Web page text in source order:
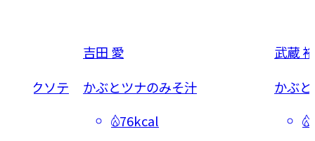
リックソテ
吉田 愛
かぶとツナのみそ汁
76kcal
武蔵
かぶ